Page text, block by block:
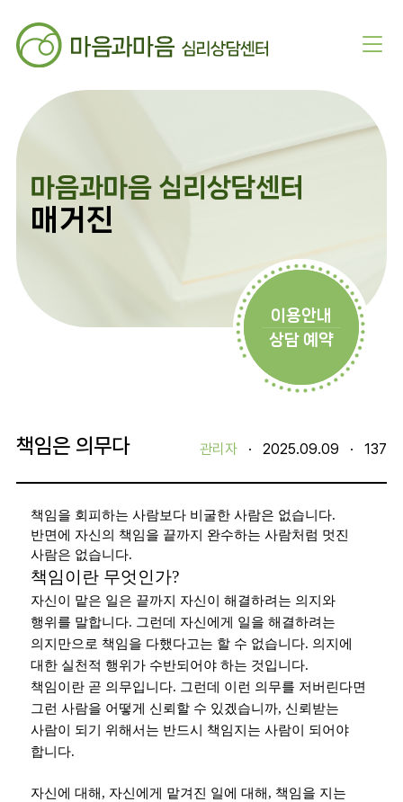
이용안내
상담 예약
마음과마음 심리상담센터
매거진
책임은 의무다 관리자 · 2025.09.09 · 137
책임을 회피하는 사람보다 비굴한 사람은 없습니다.
반면에 자신의 책임을 끝까지 완수하는 사람처럼 멋진
사람은 없습니다.
책임이란 무엇인가?
자신이 맡은 일은 끝까지 자신이 해결하려는 의지와
행위를 말합니다. 그런데 자신에게 일을 해결하려는
의지만으로 책임을 다했다고는 할 수 없습니다. 의지에
대한 실천적 행위가 수반되어야 하는 것입니다.
책임이란 곧 의무입니다. 그런데 이런 의무를 저버린다면
그런 사람을 어떻게 신뢰할 수 있겠습니까, 신뢰받는
사람이 되기 위해서는 반드시 책임지는 사람이 되어야
합니다.
자신에 대해 , 자신에게 맡겨진 일에 대해 , 책임을 지는